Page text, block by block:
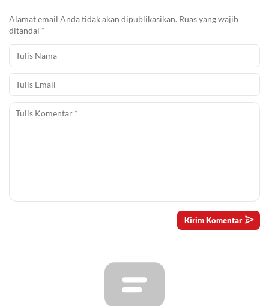
Alamat email Anda tidak akan dipublikasikan. Ruas yang wajib
ditandai *